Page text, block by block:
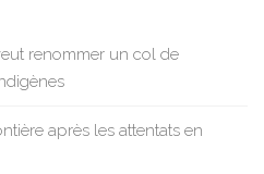
renommer un col de
après les attentats en